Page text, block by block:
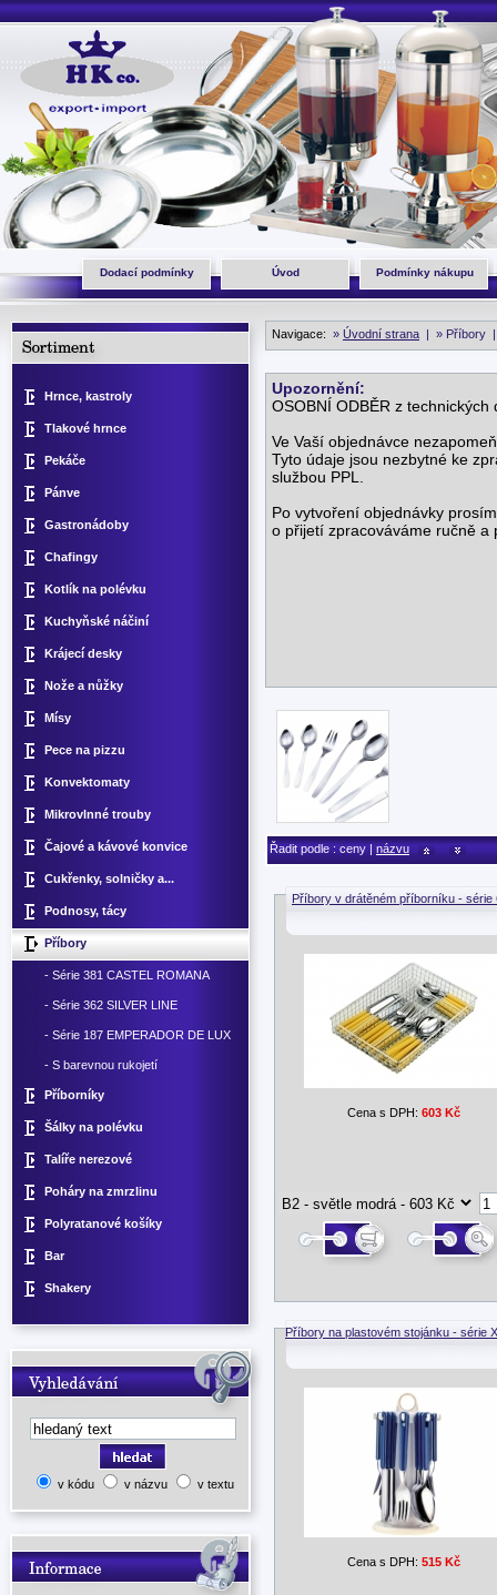
Dodací podmínky Úvod Podmínky nákupu
Hrnce, kastroly
Tlakové hrnce
Pekáče
Pánve
Gastronádoby
Chafingy
Kotlík na polévku
Kuchyňské náčiní
Krájecí desky
Nože a nůžky
Mísy
Pece na pizzu
Konvektomaty
Mikrovlnné trouby
Čajové a kávové konvice
Cukřenky, solničky a...
Podnosy, tácy
Příbory
- Série 381 CASTEL ROMANA
- Série 362 SILVER LINE
- Série 187 EMPERADOR DE LUX
- S barevnou rukojetí
Příborníky
Šálky na polévku
Talíře nerezové
Poháry na zmrzlinu
Polyratanové košíky
Bar
Shakery
v kódu v názvu v textu
Navigace: » Úvodní strana | » Příbory
Upozornění:
OSOBNÍ ODBĚR z
Ve Vaší objednávce
Tyto údaje jsou nezbytné ke
službou PPL.
Po vytvoření objednávky
o přijetí zpracováváme ručně a
Řadit podle : ceny | názvu
Příbory v drátěném příborníku - série
Cena s DPH: 603 Kč
Příbory na plastovém stojánku - série
Cena s DPH: 515 Kč